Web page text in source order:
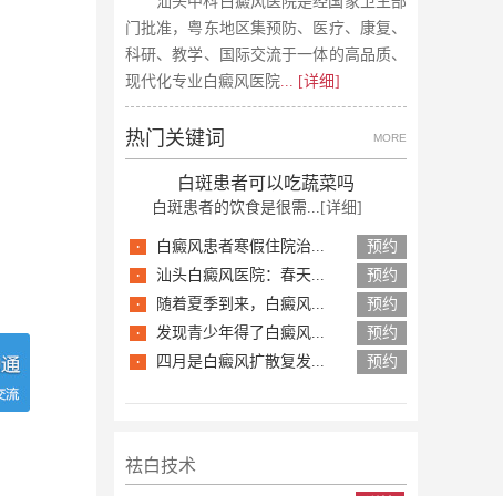
门批准，粤东地区集预防、医疗、康复、
科研、教学、国际交流于一体的高品质、
现代化专业白癜风医院... [详细]
热门关键词 MORE
白斑患者可以吃蔬菜吗
白斑患者的饮食是很需... [详细]
· 白癜风患者寒假住院治... 预约
· 汕头白癜风医院：春天... 预约
· 随着夏季到来，白癜风... 预约
· 发现青少年得了白癜风... 预约
· 四月是白癜风扩散复发... 预约
祛白技术